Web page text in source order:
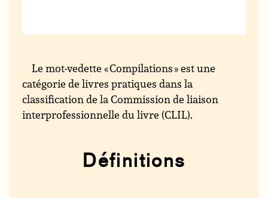
Le mot-vedette « Compilations » est une
catégorie de livres pratiques dans la
classification de la Commission de liaison
interprofessionnelle du livre (CLIL).
Définitions